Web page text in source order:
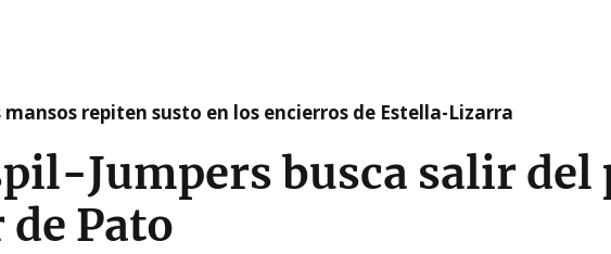
mansos repiten susto en los encierros de Estella-Lizarra
Jumpers busca salir del
Pato